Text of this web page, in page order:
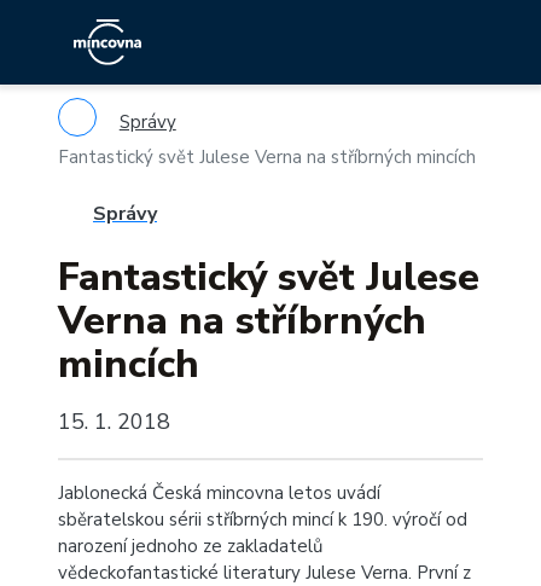
Správy
Fantastický svět Julese Verna na stříbrných mincích
Správy
Fantastický svět Julese
Verna na stříbrných
mincích
15. 1. 2018
Jablonecká Česká mincovna letos uvádí
sběratelskou sérii stříbrných mincí k 190. výročí od
narození jednoho ze zakladatelů
vědeckofantastické literatury Julese Verna. První z